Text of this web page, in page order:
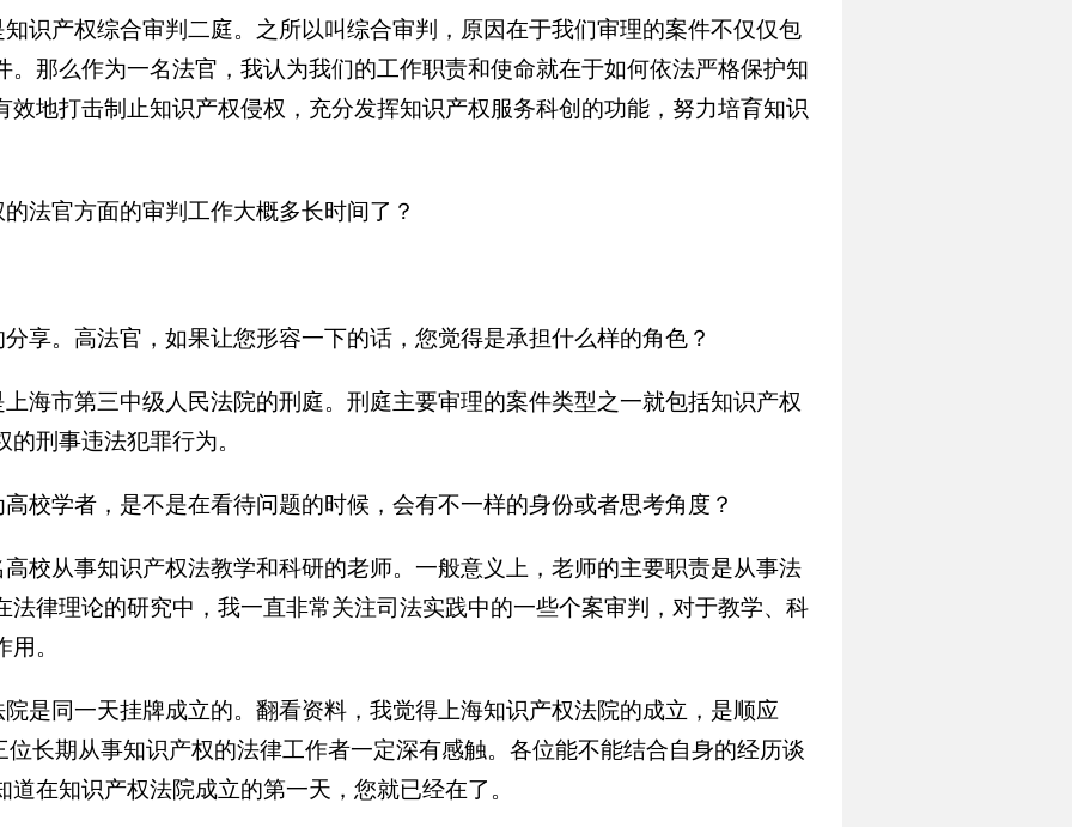
识产权综合审判二庭。之所以叫综合审判，原因在于我们审理的案件不仅仅包
。那么作为一名法官，我认为我们的工作职责和使命就在于如何依法严格保护知
效地打击制止知识产权侵权，充分发挥知识产权服务科创的功能，努力培育知识
法官方面的审判工作大概多长时间了？
享。高法官，如果让您形容一下的话，您觉得是承担什么样的角色？
海市第三中级人民法院的刑庭。刑庭主要审理的案件类型之一就包括知识产权
刑事违法犯罪行为。
校学者，是不是在看待问题的时候，会有不一样的身份或者思考角度？
校从事知识产权法教学和科研的老师。一般意义上，老师的主要职责是从事法
法律理论的研究中，我一直非常关注司法实践中的一些个案审判，对于教学、科
。
是同一天挂牌成立的。翻看资料，我觉得上海知识产权法院的成立，是顺应
位长期从事知识产权的法律工作者一定深有感触。各位能不能结合自身的经历谈
在知识产权法院成立的第一天，您就已经在了。